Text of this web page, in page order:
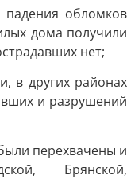
обломков
дома получили
нет;
в других районах
и разрушений
перехвачены и
Брянской,